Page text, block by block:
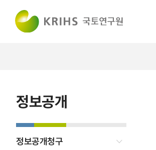
정보공개
정보공개청구